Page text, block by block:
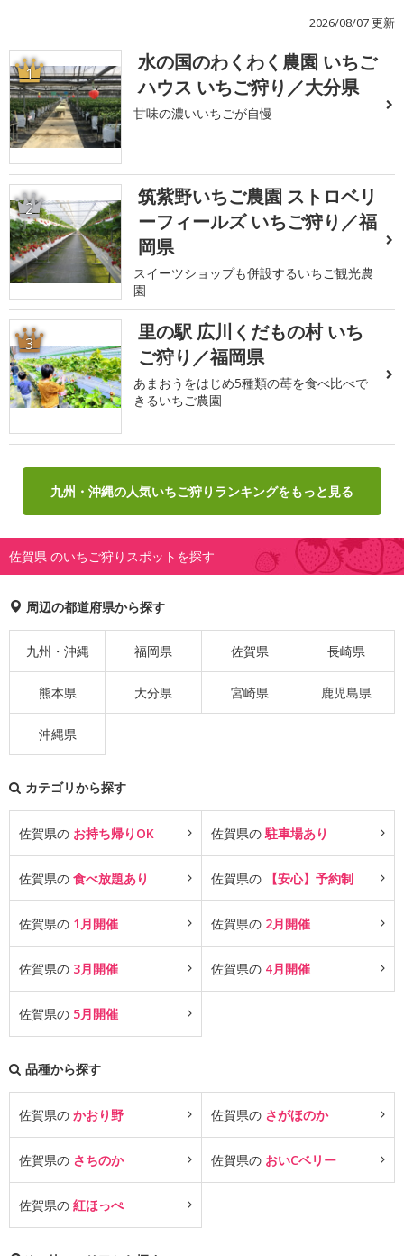
2026/08/07 更新
1
水の国のわくわく農園 いちご
ハウス いちご狩り／大分県
甘味の濃いいちごが自慢
2
筑紫野いちご農園 ストロベリ
ーフィールズ いちご狩り／福
岡県
スイーツショップも併設するいちご観光農
園
3
里の駅 広川くだもの村 いち
ご狩り／福岡県
あまおうをはじめ5種類の苺を食べ比べで
きるいちご農園
九州・沖縄の人気いちご狩りランキングをもっと見る
佐賀県 のいちご狩りスポットを探す
周辺の都道府県から探す
九州・沖縄 福岡県 佐賀県 長崎県
熊本県 大分県 宮崎県 鹿児島県
沖縄県
カテゴリから探す
佐賀県の お持ち帰りOK 佐賀県の駐車場あり
佐賀県の 食べ放題あり 佐賀県の 【安心】予約制
佐賀県の 1月開催 佐賀県の 2月開催
佐賀県の 3月開催 佐賀県の 4月開催
佐賀県の 5月開催
品種から探す
佐賀県の かおり野 佐賀県の さがほのか
佐賀県の さちのか 佐賀県の おいCベリー
佐賀県の 紅ほっぺ